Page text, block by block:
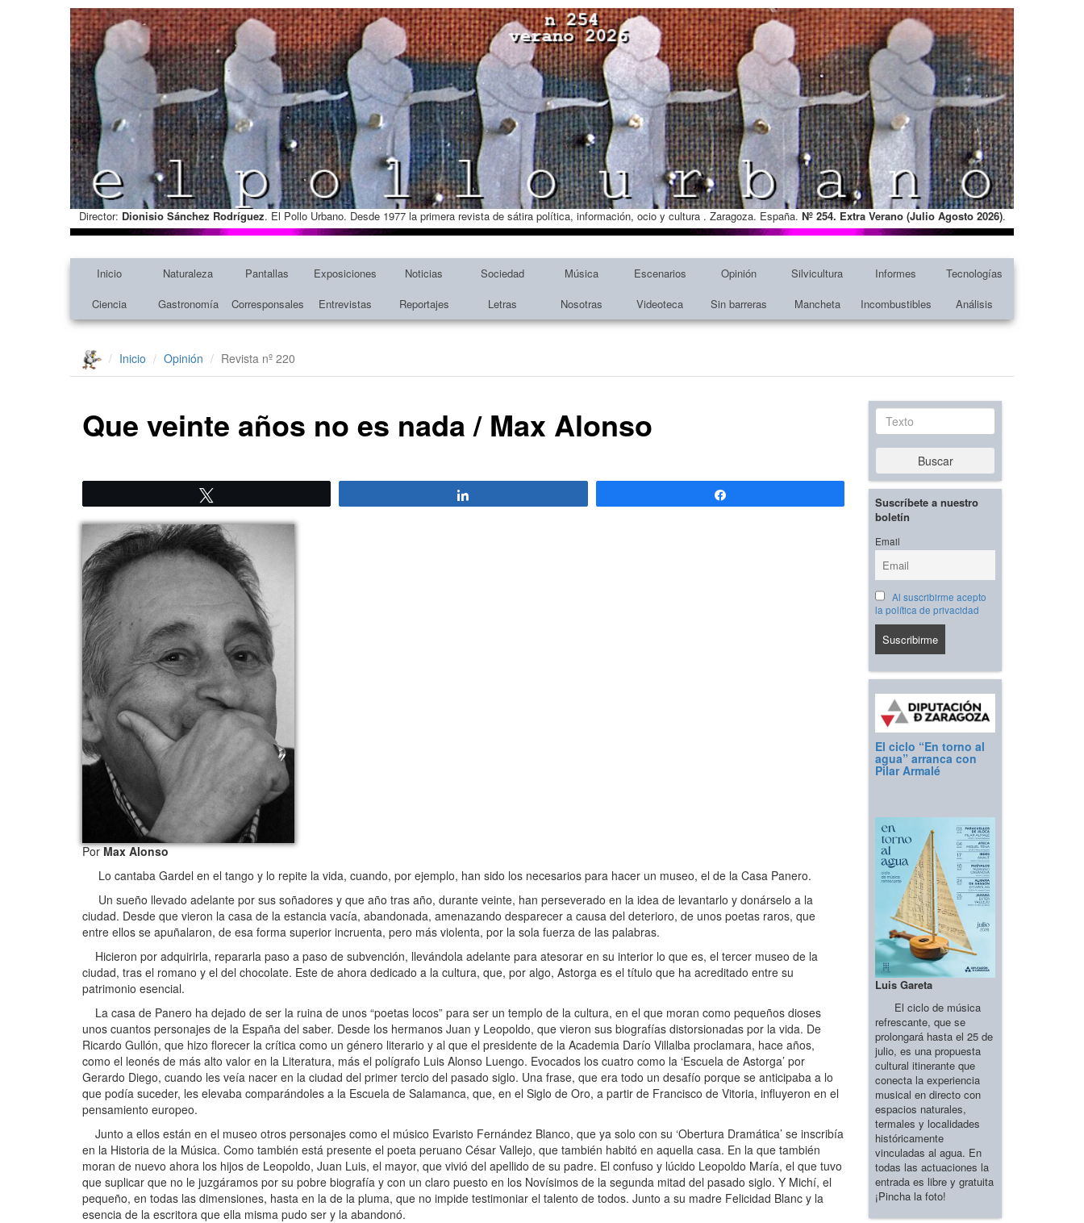
Director: Dionisio Sánchez Rodríguez. El Pollo Urbano. Desde 1977 la primera revista de sátira política, información, ocio y cultura . Zaragoza. España. Nº 254. Extra Verano (Julio Agosto 2026).
Inicio Naturaleza Pantallas Exposiciones Noticias Sociedad Música Escenarios Opinión Silvicultura Informes
Tecnologías
Ciencia
Gastronomía Corresponsales Entrevistas Reportajes Letras Nosotras Videoteca Sin barreras Mancheta Incombustibles Análisis
Inicio Opinión Revista nº 220
Que veinte años no es nada / Max Alonso
PorMax Alonso
Lo cantaba Gardel en el tango y lo repite la vida, cuando, por ejemplo, han sido los necesarios para hacer un museo, el de la Casa Panero.
Un sueño llevado adelante por sus soñadores y que año tras año, durante veinte, han perseverado en la idea de levantarlo y donárselo a la
ciudad. Desde que vieron la casa de la estancia vacía, abandonada, amenazando desparecer a causa del deterioro, de unos poetas raros, que
entre ellos se apuñalaron, de esa forma superior incruenta, pero más violenta, por la sola fuerza de las palabras.
Hicieron por adquirirla, repararla paso a paso de subvención, llevándola adelante para atesorar en su interior lo que es, el tercer museo de la
ciudad, tras el romano y el del chocolate. Este de ahora dedicado a la cultura, que, por algo, Astorga es el título que ha acreditado entre su
patrimonio esencial.
La casa de Panero ha dejado de ser la ruina de unos “poetas locos” para ser un templo de la cultura, en el que moran como pequeños dioses
unos cuantos personajes de la España del saber. Desde los hermanos Juan y Leopoldo, que vieron sus biografías distorsionadas por la vida. De
Ricardo Gullón, que hizo florecer la crítica como un género literario y al que el presidente de la Academia Darío Villalba proclamara, hace años,
como el leonés de más alto valor en la Literatura, más el polígrafo Luis Alonso Luengo. Evocados los cuatro como la ‘Escuela de Astorga’ por
Gerardo Diego, cuando les veía nacer en la ciudad del primer tercio del pasado siglo. Una frase, que era todo un desafío porque se anticipaba a lo
que podía suceder, les elevaba comparándoles a la Escuela de Salamanca, que, en el Siglo de Oro, a partir de Francisco de Vitoria, influyeron en el
pensamiento europeo.
Junto a ellos están en el museo otros personajes como el músico Evaristo Fernández Blanco, que ya solo con su ‘Obertura Dramática’ se inscribía
en la Historia de la Música. Como también está presente el poeta peruano César Vallejo, que también habitó en aquella casa. En la que también
moran de nuevo ahora los hijos de Leopoldo, Juan Luis, el mayor, que vivió del apellido de su padre. El confuso y lúcido Leopoldo María, el que tuvo
que suplicar que no le juzgáramos por su pobre biografía y con un claro puesto en los Novísimos de la segunda mitad del pasado siglo. Y Michí, el
pequeño, en todas las dimensiones, hasta en la de la pluma, que no impide testimoniar el talento de todos. Junto a su madre Felicidad Blanc y la
esencia de la escritora que ella misma pudo ser y la abandonó.
Texto
Buscar
Suscríbete a nuestro
boletín
Email
Al suscribirme acepto
la política de privacidad
El ciclo “En torno al
agua” arranca con
Pilar Armalé
Luis Gareta
El ciclo de música
refrescante, que se
prolongará hasta el 25 de
julio, es una propuesta
cultural itinerante que
conecta la experiencia
musical en directo con
espacios naturales,
termales y localidades
históricamente
vinculadas al agua. En
todas las actuaciones la
entrada es libre y gratuita
¡Pincha la foto!